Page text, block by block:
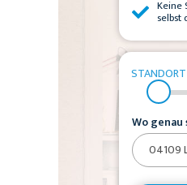
Keine
selbst
STANDORT
Wo genau